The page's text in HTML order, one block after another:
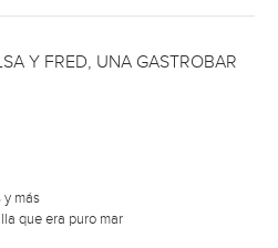
Y FRED, UNA GASTROBAR
y más
que era puro mar